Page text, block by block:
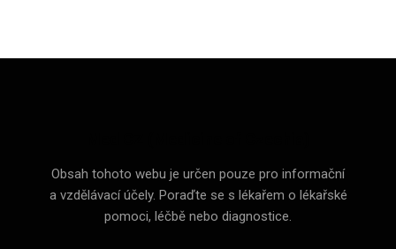
Obsah tohoto webu je určen pouze pro informační
a vzdělávací účely. Poraďte se s lékařem o lékařské
pomoci, léčbě nebo diagnostice.